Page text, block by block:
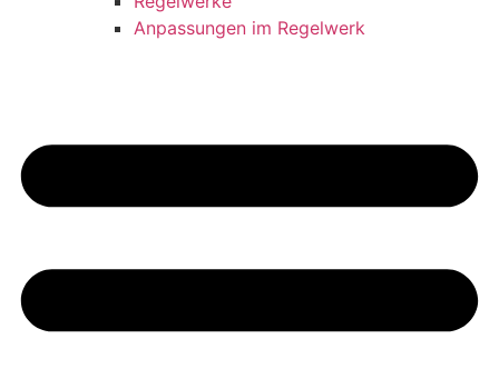
Anpassungen im Regelwerk